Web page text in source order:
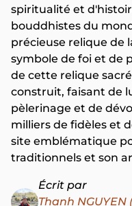
spiritualité et
bouddhistes du
précieuse relique de
symbole de foi et de
de cette relique
construit, faisant de
pèlerinage et de
milliers de fidèles et
site emblématique
traditionnels et son
Écrit par
Thanh